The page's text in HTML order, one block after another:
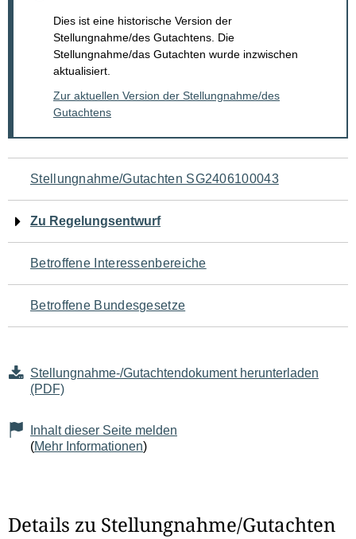
Dies ist eine historische Version der
Stellungnahme/des Gutachtens. Die
Stellungnahme/das Gutachten wurde inzwischen
aktualisiert.
Zur aktuellen Version der Stellungnahme/des
Gutachtens
Navigation
für
den
Seiteninhalt
Stellungnahme/Gutachten SG2406100043
Zu Regelungsentwurf
Betroffene Interessenbereiche
Betroffene Bundesgesetze
Stellungnahme-/Gutachtendokument herunterladen
(PDF)
Inhalt dieser Seite melden
(Mehr Informationen)
Details zu Stellungnahme/Gutachten